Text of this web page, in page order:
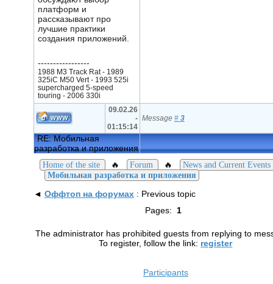
платформ и
рассказывают про
лучшие практики
создания приложений.
-----------------
1988 M3 Track Rat - 1989
325iC M50 Vert - 1993 525i
supercharged 5-speed
touring - 2006 330i
09.02.26
-
01:15:14
Message # 3
RE: Мобильная
разработка и приложения
Home of the site 🔥 Forum 🔥
News and Current Events
Мобильная разработка и приложения
◄ Оффтоп на форумах: Previous topic
Pages: 1
The administrator has prohibited guests from replying to
To register, follow the link: register
Participants